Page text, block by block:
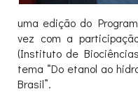
uma edição do
vez com a
(Instituto de
tema “Do etanol ao
Brasil”.